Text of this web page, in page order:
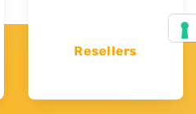
Resellers